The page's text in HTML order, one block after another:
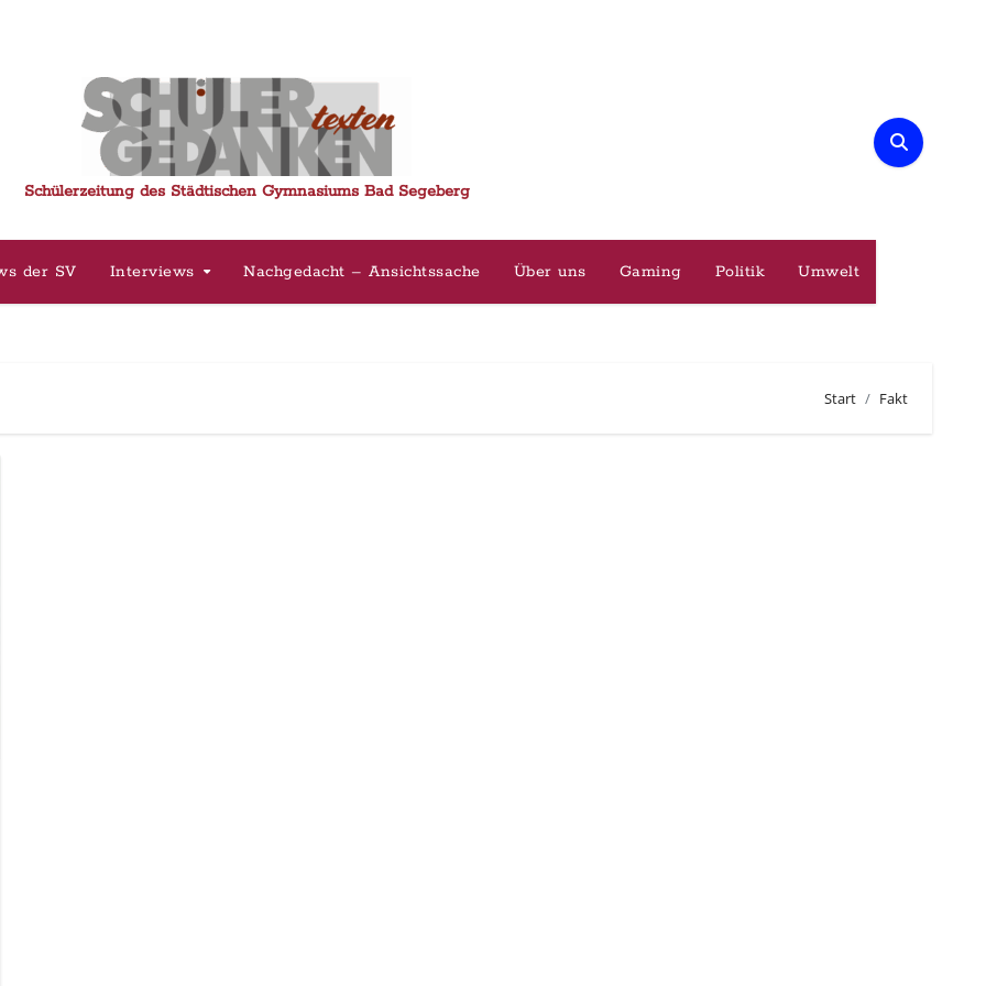
Schülerzeitung des Städtischen Gymnasiums Bad Segeberg
der SV Interviews Nachgedacht – Ansichtssache Über uns Gaming Politik Umwelt
Start Fakt